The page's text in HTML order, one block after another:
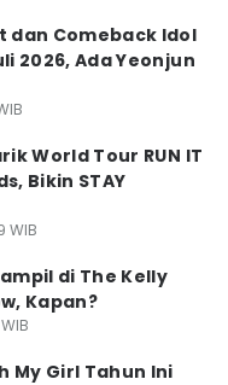
dan Comeback Idol
2026, Ada Yeonjun
World Tour RUN IT
Bikin STAY
WIB
di The Kelly
Kapan?
My Girl Tahun Ini